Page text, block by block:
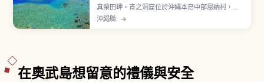
真榮田岬・青之洞窟位於沖繩本島中部恩納村，從
那霸機場開車約1〜1.5小時。岬下方有海蝕形成的
「青之洞窟」，洞內海水反射陽光呈現夢幻青藍
沖繩縣 →
在奧武島想留意的禮儀與安全